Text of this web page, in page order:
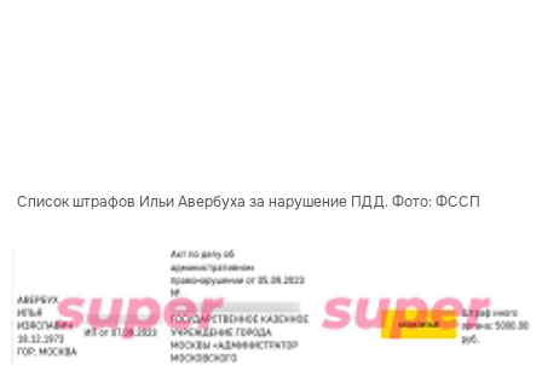
Список штрафов Ильи Авербуха за нарушение ПДД. Фото: ФССП